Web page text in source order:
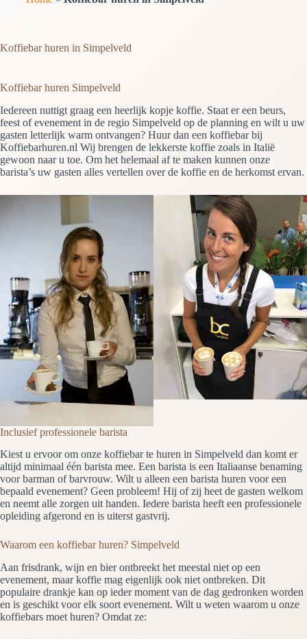
Koffiebar huren in Simpelveld
Koffiebar huren Simpelveld
Iedereen nuttigt graag een heerlijk kopje koffie. Staat er een beurs,
feest of evenement in de regio Simpelveld op de planning en wilt u uw
gasten letterlijk warm ontvangen? Huur dan een koffiebar bij
Koffiebarhuren.nl Wij brengen de lekkerste koffie zoals in Italië
gewoon naar u toe. Om het helemaal af te maken kunnen onze
barista’s uw gasten alles vertellen over de koffie en de herkomst ervan.
Inclusief professionele barista
Kiest u ervoor om onze koffiebar te huren in Simpelveld dan komt er
altijd minimaal één barista mee. Een barista is een Italiaanse benaming
voor barman of barvrouw. Wilt u alleen een barista huren voor een
bepaald evenement? Geen probleem! Hij of zij heet de gasten welkom
en neemt alle zorgen uit handen. Iedere barista heeft een professionele
opleiding afgerond en is uiterst gastvrij.
Waarom een koffiebar huren? Simpelveld
Aan frisdrank, wijn en bier ontbreekt het meestal niet op een
evenement, maar koffie mag eigenlijk ook niet ontbreken. Dit
populaire drankje kan op ieder moment van de dag gedronken worden
en is geschikt voor elk soort evenement. Wilt u weten waarom u onze
koffiebars moet huren? Omdat ze: